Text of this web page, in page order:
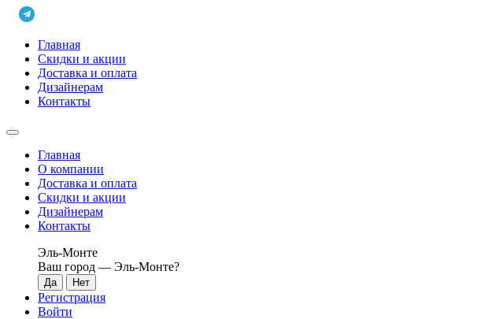
Главная
Скидки и акции
Доставка и оплата
Дизайнерам
Контакты
Главная
О компании
Доставка и оплата
Скидки и акции
Дизайнерам
Контакты
Эль-Монте
Ваш город — Эль-Монте?
Регистрация
Войти